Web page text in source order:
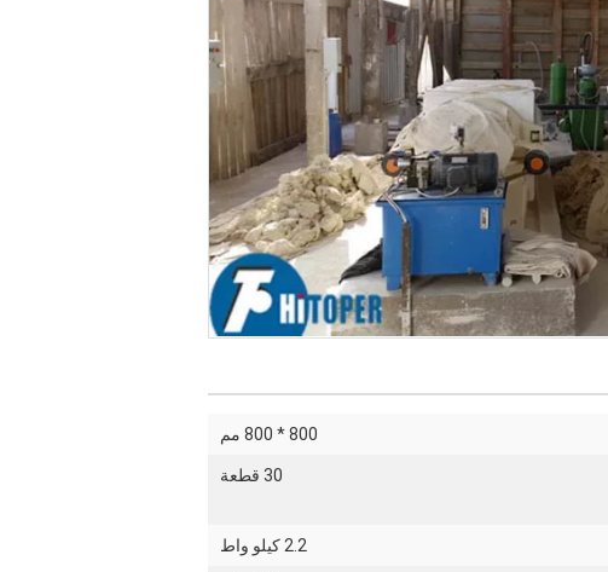
800 * 800 مم
30 قطعة
2.2 كيلو واط